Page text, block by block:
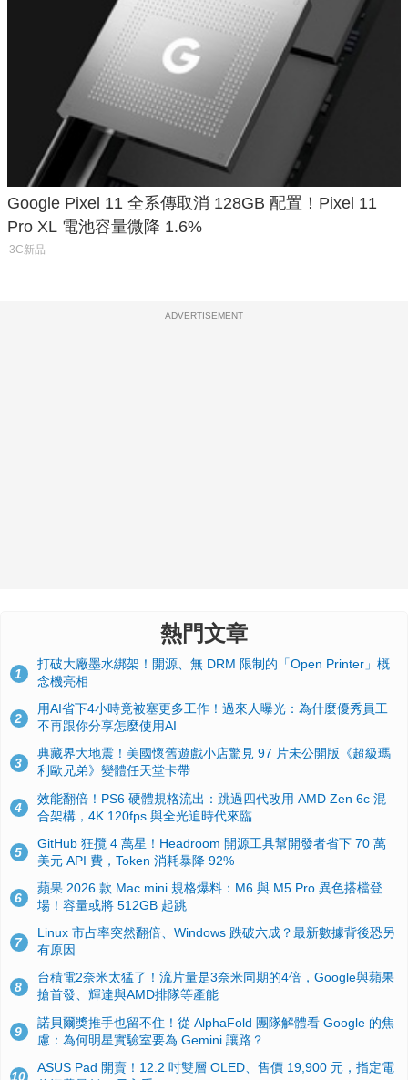
Google Pixel 11 全系傳取消 128GB 配置！Pixel 11
Pro XL 電池容量微降 1.6%
3C新品
ADVERTISEMENT
熱門文章
1
打破大廠墨水綁架！開源、無 DRM 限制的「Open Printer」概
念機亮相
2
用AI省下4小時竟被塞更多工作！過來人曝光：為什麼優秀員工
不再跟你分享怎麼使用AI
3
典藏界大地震！美國懷舊遊戲小店驚見 97 片未公開版《超級瑪
利歐兄弟》變體任天堂卡帶
4
效能翻倍！PS6 硬體規格流出：跳過四代改用 AMD Zen 6c 混
合架構，4K 120fps 與全光追時代來臨
5
GitHub 狂攬 4 萬星！Headroom 開源工具幫開發者省下 70 萬
美元 API 費，Token 消耗暴降 92%
6
蘋果 2026 款 Mac mini 規格爆料：M6 與 M5 Pro 異色搭檔登
場！容量或將 512GB 起跳
7
Linux 市占率突然翻倍、Windows 跌破六成？最新數據背後恐另
有原因
8
台積電2奈米太猛了！流片量是3奈米同期的4倍，Google與蘋果
搶首發、輝達與AMD排隊等產能
9
諾貝爾獎推手也留不住！從 AlphaFold 團隊解體看 Google 的焦
慮：為何明星實驗室要為 Gemini 讓路？
10
ASUS Pad 開賣！12.2 吋雙層 OLED、售價 19,900 元，指定電